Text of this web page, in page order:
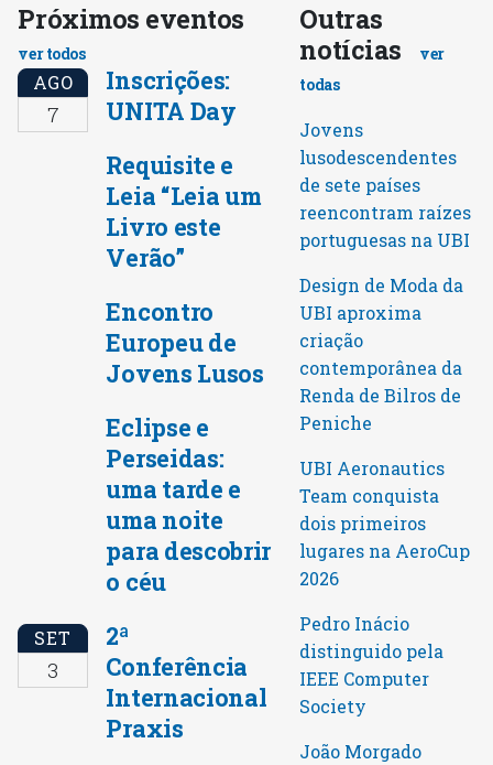
Próximos eventos
ver todos
AGO
7
Inscrições:
UNITA Day
Requisite e
Leia “Leia um
Livro este
Verão”
Encontro
Europeu de
Jovens Lusos
Eclipse e
Perseidas:
uma tarde e
uma noite
para descobrir
o céu
SET
3
2ª
Conferência
Internacional
Praxis
Outras
notícias
ver
todas
Jovens
lusodescendentes
de sete países
reencontram raízes
portuguesas na UBI
Design de Moda da
UBI aproxima
criação
contemporânea da
Renda de Bilros de
Peniche
UBI Aeronautics
Team conquista
dois primeiros
lugares na AeroCup
2026
Pedro Inácio
distinguido pela
IEEE Computer
Society
João Morgado